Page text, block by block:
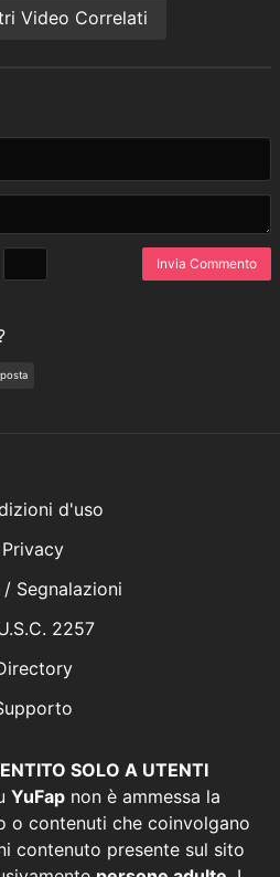
Video Correlati
Invia Commento
d'uso
Privacy
/ Segnalazioni
2257
SOLO A UTENTI
YuFap non è ammessa la
o contenuti che coinvolgano
contenuto presente sul sito